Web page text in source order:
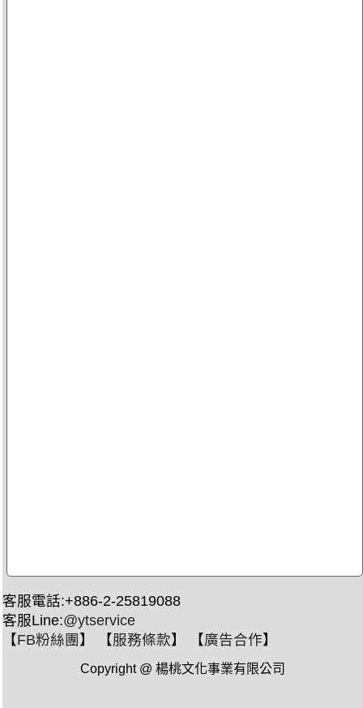
客服電話:+886-2-25819088
客服Line:@ytservice
【FB粉絲團 】 【服務條款】 【廣告合作】
Copyright @ 楊桃文化事業有限公司